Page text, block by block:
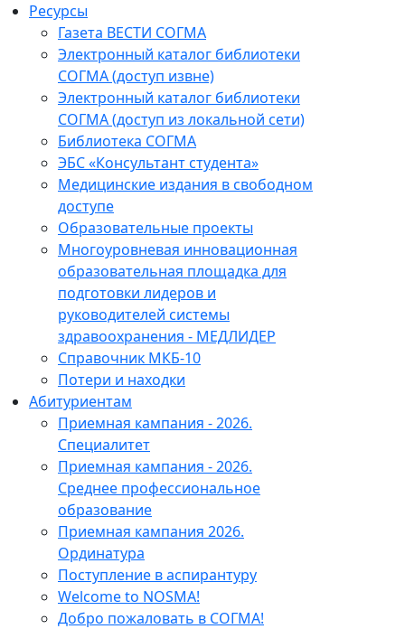
Ресурсы
Газета ВЕСТИ СОГМА
Электронный каталог библиотеки
СОГМА (доступ извне)
Электронный каталог библиотеки
СОГМА (доступ из локальной сети)
Библиотека СОГМА
ЭБС «Консультант студента»
Медицинские издания в свободном
доступе
Образовательные проекты
Многоуровневая инновационная
образовательная площадка для
подготовки лидеров и
руководителей системы
здравоохранения - МЕДЛИДЕР
Справочник МКБ-10
Потери и находки
Абитуриентам
Приемная кампания - 2026.
Специалитет
Приемная кампания - 2026.
Среднее профессиональное
образование
Приемная кампания 2026.
Ординатура
Поступление в аспирантуру
Welcome to NOSMA!
Добро пожаловать в СОГМА!